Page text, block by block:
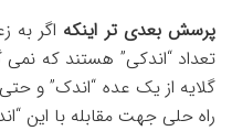
پرسش بعدی تر اینکه اگر به
تعداد “اندکی” هستند که
گلایه از یک عده “اندک” و
راه حلی جهت مقابله با این